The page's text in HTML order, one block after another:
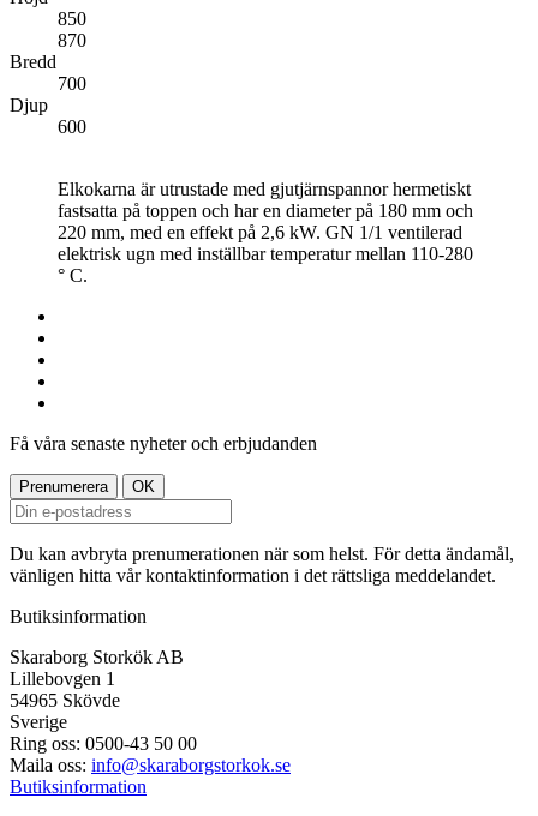
850
870
Bredd
700
Djup
600
Elkokarna är utrustade med gjutjärnspannor hermetiskt
fastsatta på toppen och har en diameter på 180 mm och
220 mm, med en effekt på 2,6 kW. GN 1/1 ventilerad
elektrisk ugn med inställbar temperatur mellan 110-280
° C.
Få våra senaste nyheter och erbjudanden
Du kan avbryta prenumerationen när som helst. För detta ändamål,
vänligen hitta vår kontaktinformation i det rättsliga meddelandet.
Butiksinformation
Skaraborg Storkök AB
Lillebovgen 1
54965 Skövde
Sverige
Ring oss: 0500-43 50 00
Maila oss: info@skaraborgstorkok.se
Butiksinformation